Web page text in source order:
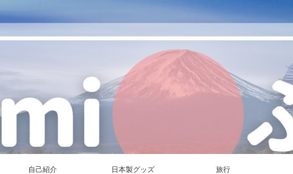
自己紹介 日本製グッズ 旅行